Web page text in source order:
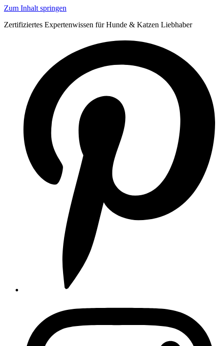
Zum Inhalt springen
Zertifiziertes Expertenwissen für Hunde & Katzen Liebhaber